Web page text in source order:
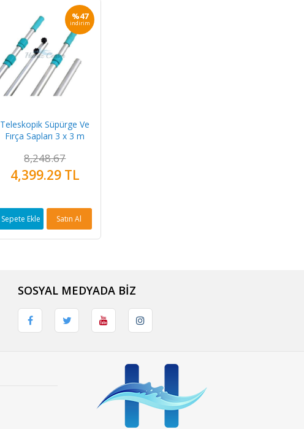
%47
indirim
Teleskopik Süpürge Ve
Fırça Sapları 3 x 3 m
8,248.67
4,399.29 TL
Sepete Ekle Satın Al
SOSYAL MEDYADA BİZ